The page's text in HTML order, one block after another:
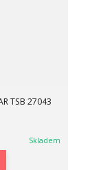
TSB 27043
Skladem